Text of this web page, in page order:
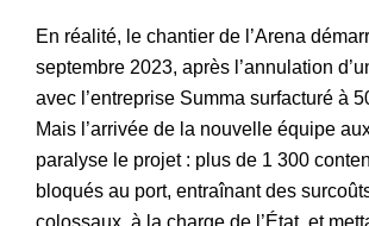
En réalité, le chantier de l’Arena
septembre 2023, après l’annulation
avec l’entreprise Summa surfacturé à
Mais l’arrivée de la nouvelle équipe
paralyse le projet : plus de 1 300
bloqués au port, entraînant des
colossaux, à la charge de l’État, et